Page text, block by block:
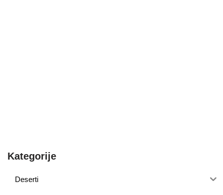
Kategorije
Deserti